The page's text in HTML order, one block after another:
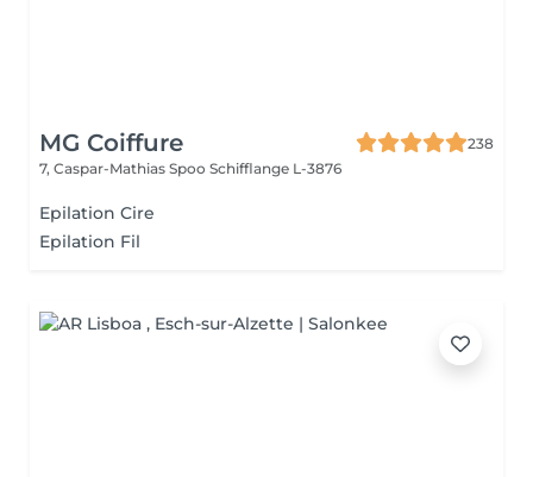
MG Coiffure
238
7, Caspar-Mathias Spoo Schifflange L-3876
Epilation Cire
Epilation Fil